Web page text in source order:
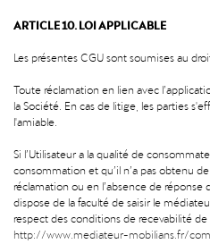
ARTICLE 10. LOI APPLICABLE
Les présentes CGU sont soumises au
Toute réclamation en lien avec
la Société. En cas de litige, les parties
l'amiable.
Si l’Utilisateur a la qualité de
consommation et qu’il n’a pas obtenu
réclamation ou en l’absence de réponse
dispose de la faculté de saisir le
respect des conditions de recevabilité de
http://www.mediateur-mobilians.fr/